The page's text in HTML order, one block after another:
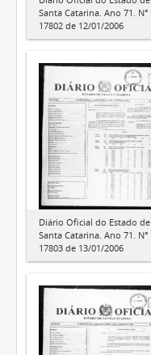
Santa Catarina. Ano 71. N°
17802 de 12/01/2006
Diário Oficial do Estado de
Santa Catarina. Ano 71. N°
17803 de 13/01/2006